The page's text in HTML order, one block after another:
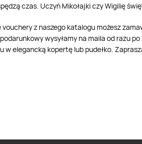
czas. Uczyń Mikołajki czy Wigilię
vouchery z naszego katalogu możesz
wysyłamy na maila od razu
w elegancką kopertę lub pudełko.